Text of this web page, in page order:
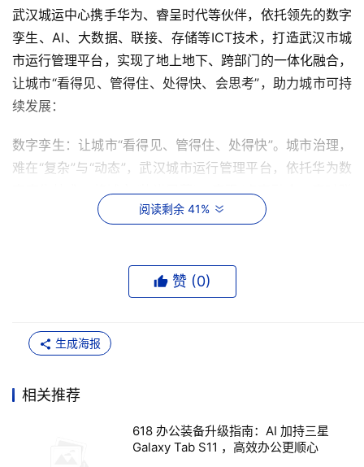
武汉城运中心携手华为、睿呈时代等伙伴，依托领先的数字
孪生、AI、大数据、联接、存储等ICT技术，打造武汉市城
市运行管理平台，实现了地上地下、跨部门的一体化融合，
让城市“看得见、管得住、处得快、会思考”，助力城市可持
续发展：
数字孪生：让城市“看得见、管得住、处得快”。城市治理，
难在“复杂”与“动态”，武汉城市运行管理平台，依托华为数
字孪生技术，将城市“装进屏幕”，实现“虚实融合、实时联
动”。平台通过覆盖1200平方公里的三维数字孪生底座，整
类城市事件，在事件发生时自动预警、联动处置以降低风
人工智能：AI赋能，让城市“会思考”。数字孪生技术深度融
智能风险识别与多源数据融合。平台结合交通流量与气象数
态、燃气管道监测等问题，累计发现超过10万条事件；同时
整合政务数据、物联感知与互联网信息，构建城市运行“全
阅读剩余 41%
赞 (0)
生成海报
相关推荐
618 办公装备升级指南：AI 加持三星
Galaxy Tab S11 ，高效办公更顺心